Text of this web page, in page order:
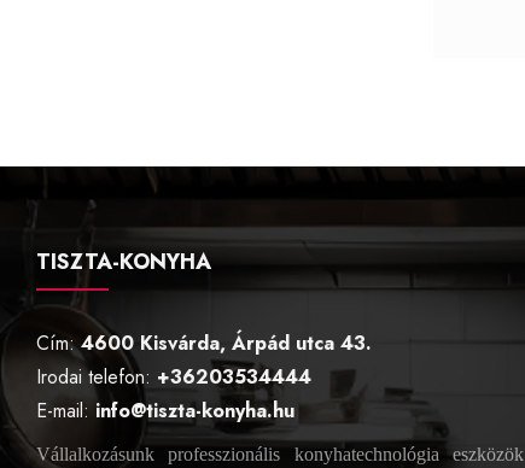
TISZTA-KONYHA
Cím:4600 Kisvárda, Árpád utca 43.
Irodai telefon: +36203534444
E-mail: info@tiszta-konyha.hu
Vállalkozásunk professzionális konyhatechnológia eszközök